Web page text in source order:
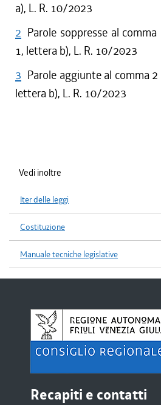
a), L. R. 10/2023
2 Parole soppresse al
1, lettera b), L. R. 10/2023
3 Parole aggiunte al comma
lettera b), L. R. 10/2023
Vedi inoltre
Iter delle leggi
Costituzione
Manuale tecniche legislative
Recapiti e contatti